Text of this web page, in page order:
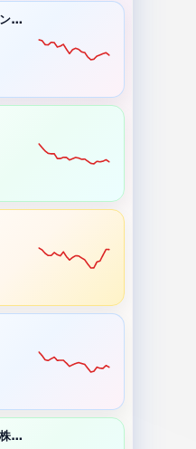
キオクシアホールディングス株式会社
ソフトバンクグループ株式会社